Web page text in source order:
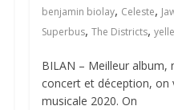
benjamin biolay, Celeste,
Superbus,The Districts,yelle
BILAN – Meilleur album,
concert et déception,
musicale 2020. On